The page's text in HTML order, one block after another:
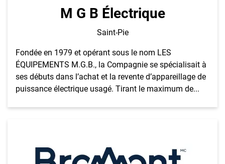
M G B Électrique
Saint-Pie
Fondée en 1979 et opérant sous le nom LES
ÉQUIPEMENTS M.G.B., la Compagnie se spécialisait à
ses débuts dans l’achat et la revente d’appareillage de
puissance électrique usagé. Tirant le maximum de...